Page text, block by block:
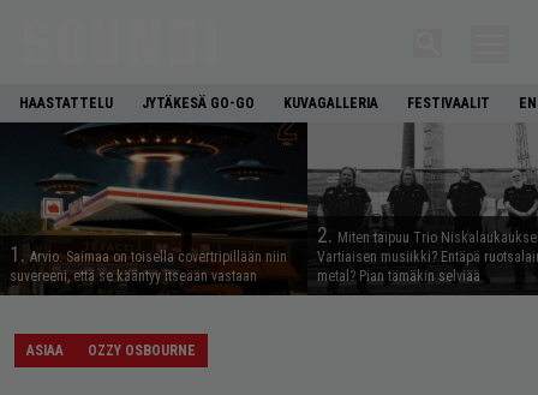
HAASTATTELU JYTÄKESÄ GO-GO KUVAGALLERIA FESTIVAALIT
1. Arvio: Saimaa on toisella covertripillään niin
suvereeni, että se kääntyy itseään vastaan
2. Miten taipuu Trio
Vartiaisen musiikki? Entäpä
metal? Pian tämäkin selviää
ASIAA OZZY OSBOURNE